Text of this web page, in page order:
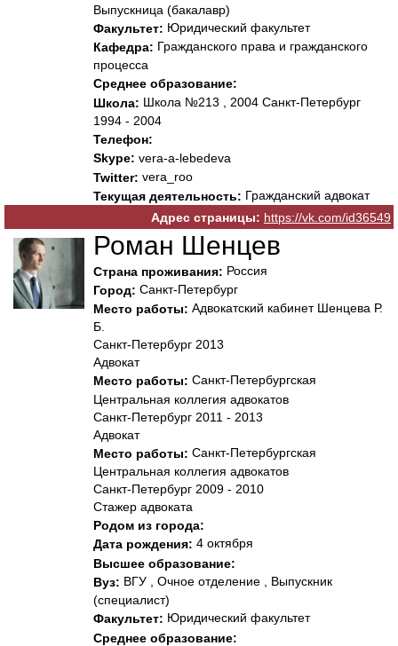
Выпускница (бакалавр)
Факультет: Юридический факультет
Кафедра: Гражданского права и гражданского
процесса
Среднее образование:
Школа: Школа №213 , 2004 Санкт-Петербург
1994 - 2004
Телефон:
Skype: vera-a-lebedeva
Twitter: vera_roo
Текущая деятельность: Гражданский адвокат
Адрес страницы: https://vk.com/id36549
Роман Шенцев
Страна проживания: Россия
Город: Санкт-Петербург
Место работы: Адвокатский кабинет Шенцева Р.
Б.
Санкт-Петербург 2013
Адвокат
Место работы: Санкт-Петербургская
Центральная коллегия адвокатов
Санкт-Петербург 2011 - 2013
Адвокат
Место работы: Санкт-Петербургская
Центральная коллегия адвокатов
Санкт-Петербург 2009 - 2010
Стажер адвоката
Родом из города:
Дата рождения: 4 октября
Высшее образование:
Вуз: ВГУ , Очное отделение , Выпускник
(специалист)
Факультет: Юридический факультет
Среднее образование: